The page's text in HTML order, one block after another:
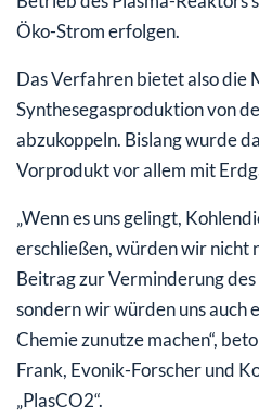
Öko-Strom erfolgen.
Das Verfahren bietet also die
Synthesegasproduktion von
abzukoppeln. Bislang wurde
Vorprodukt vor allem mit
„Wenn es uns gelingt,
erschließen, würden wir nicht
Beitrag zur Verminderung
sondern wir würden uns auch
Chemie zunutze machen“,
Frank, Evonik-Forscher und
„PlasCO2“.